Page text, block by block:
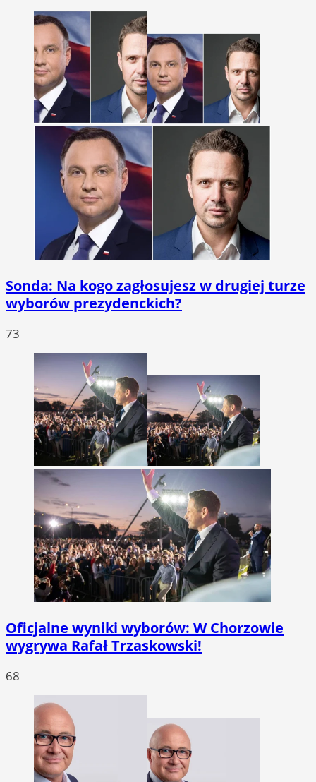
Sonda: Na kogo zagłosujesz w drugiej turze
wyborów prezydenckich?
73
Oficjalne wyniki wyborów: W Chorzowie
wygrywa Rafał Trzaskowski!
68